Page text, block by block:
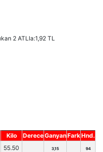
2 ATLla:1,92 TL
Kilo DereceGanyanFarkHnd.
55.50 3,15 94